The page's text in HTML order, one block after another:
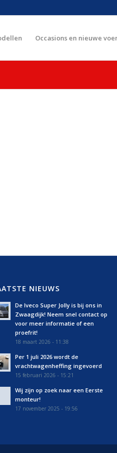
Occasions en nieuwe
NIEUWS
De Iveco Super Jolly is bij ons in
Zwaagdijk! Neem snel contact op
voor meer informatie of een
proefrit!
18 maart 2026 - 11:38
Per 1 juli 2026 wordt de
vrachtwagenheffing ingevoerd
15 februari 2026 - 15:21
Wij zijn op zoek naar een Eerste
monteur!
17 november 2025 - 19:56